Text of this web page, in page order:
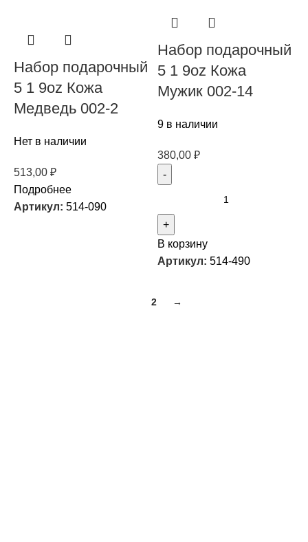
Набор подарочный
5 1 9oz Кожа
Медведь 002-2
Нет в наличии
513,00 ₽
Подробнее
Артикул: 514-090
Набор подарочный
5 1 9oz Кожа
Мужик 002-14
9 в наличии
380,00 ₽
В корзину
Артикул: 514-490
2 →